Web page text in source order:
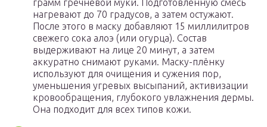
грамм гречневой муки. Подготовленную смесь
нагревают до 70 градусов, а затем остужают.
После этого в маску добавляют 15 миллилитров
свежего сока алоэ (или огурца). Состав
выдерживают на лице 20 минут, а затем
аккуратно снимают руками. Маску-плёнку
используют для очищения и сужения пор,
уменьшения угревых высыпаний, активизации
кровообращения, глубокого увлажнения дермы.
Она подходит для всех типов кожи.